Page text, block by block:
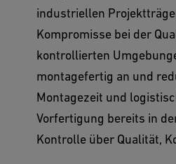
industriellen
Kompromisse bei der
kontrollierten
montagefertig an und
Montagezeit und
Vorfertigung bereits in
Kontrolle über Qualität,